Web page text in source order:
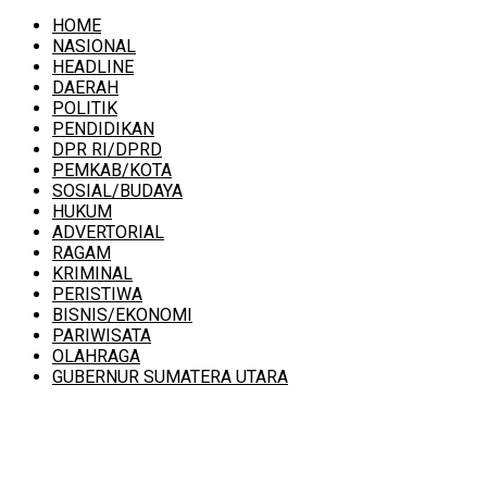
HOME
NASIONAL
HEADLINE
DAERAH
POLITIK
PENDIDIKAN
DPR RI/DPRD
PEMKAB/KOTA
SOSIAL/BUDAYA
HUKUM
ADVERTORIAL
RAGAM
KRIMINAL
PERISTIWA
BISNIS/EKONOMI
PARIWISATA
OLAHRAGA
GUBERNUR SUMATERA UTARA